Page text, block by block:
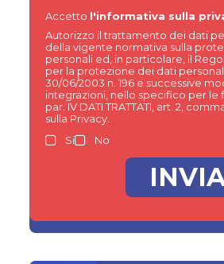
Accetto l'informativa sulla
Autorizzo il trattamento dei dati
della vigente normativa sulla
personali ed, in particolare, il
per la protezione dei dati personali
30/06/2003 n. 196 e successive
integrazioni, nello specifico per le
par. IV DATI TRATTATI, art. 2,
sulla Privacy.
Si
No